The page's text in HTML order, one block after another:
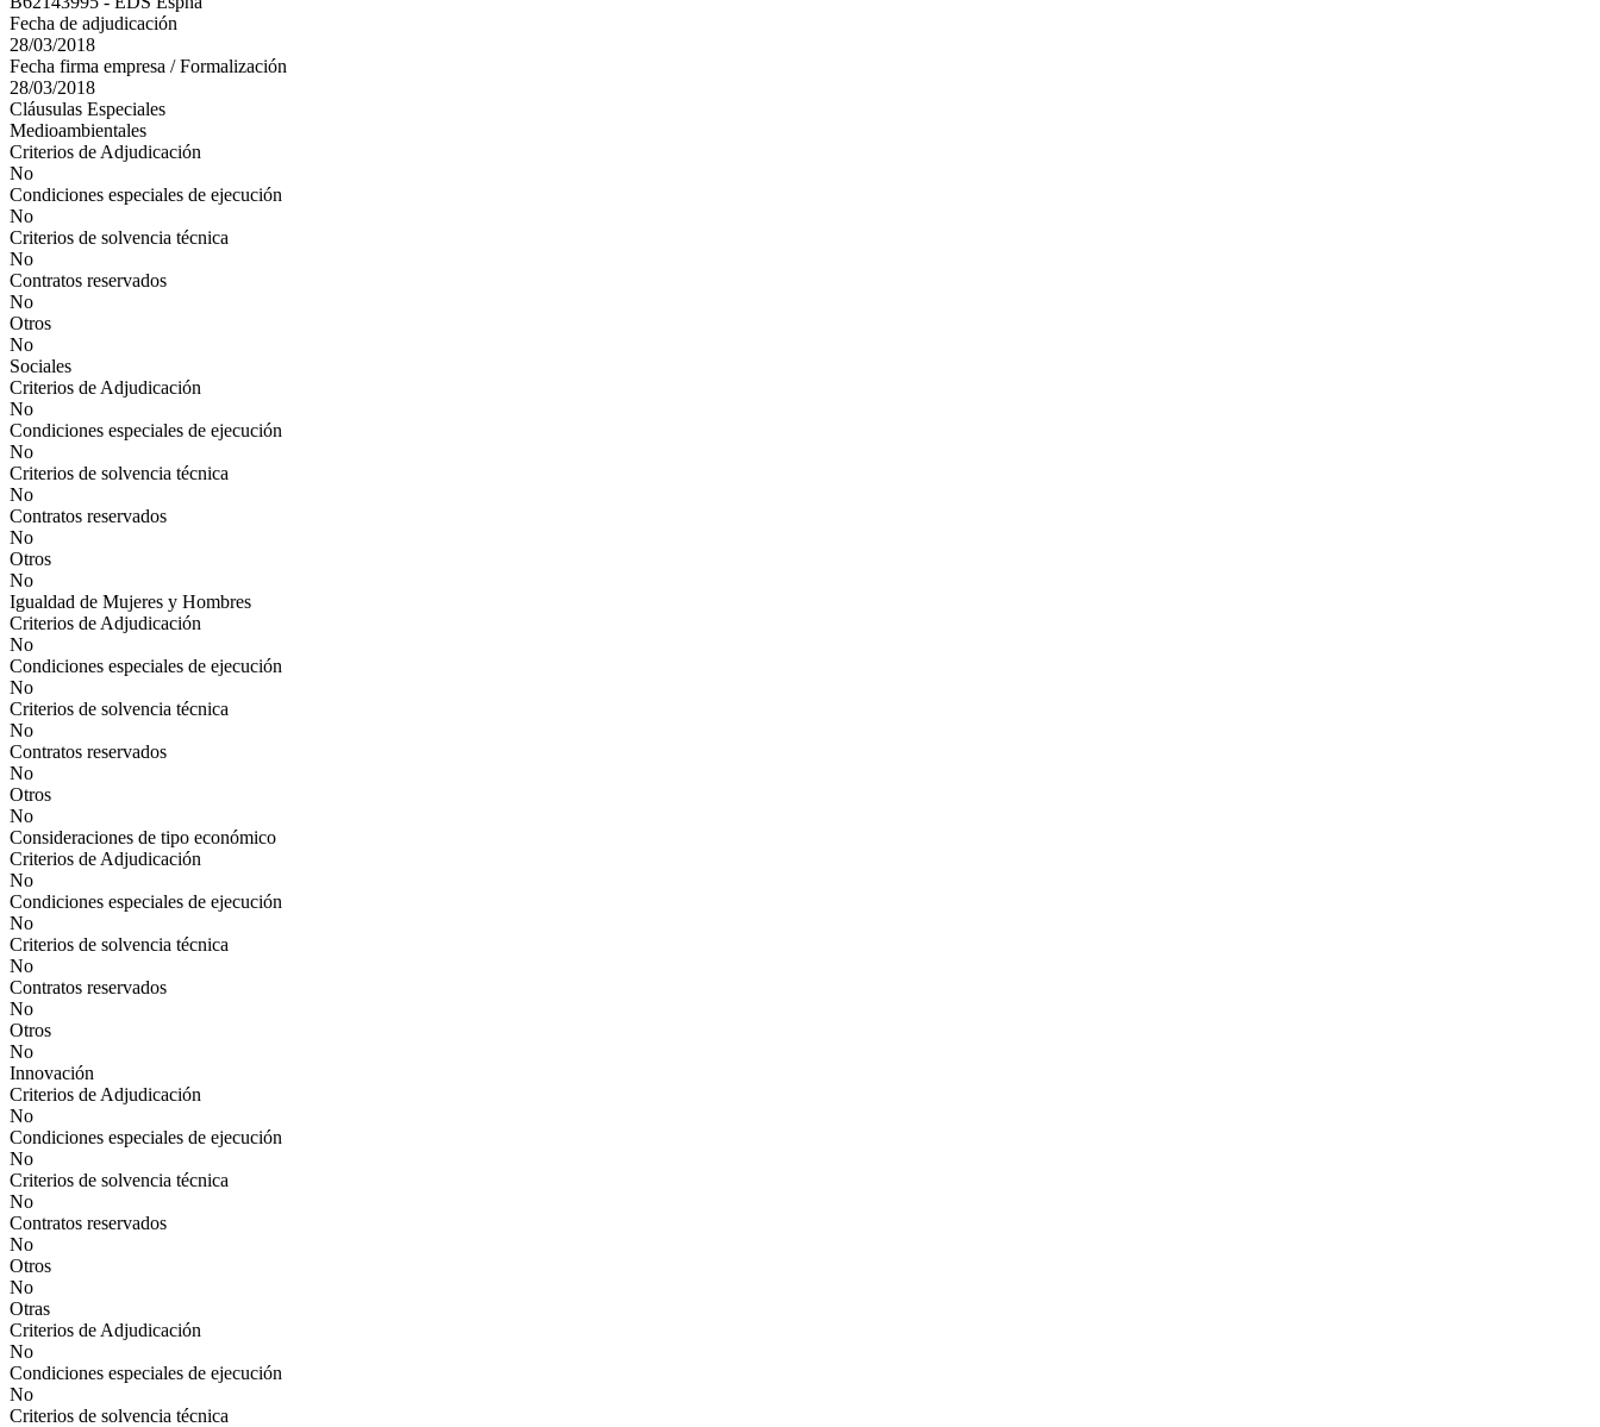
Fecha de adjudicación
28/03/2018
Fecha firma empresa / Formalización
28/03/2018
Cláusulas Especiales
Medioambientales
Criterios de Adjudicación
No
Condiciones especiales de ejecución
No
Criterios de solvencia técnica
No
Contratos reservados
No
Otros
No
Sociales
Criterios de Adjudicación
No
Condiciones especiales de ejecución
No
Criterios de solvencia técnica
No
Contratos reservados
No
Otros
No
Igualdad de Mujeres y Hombres
Criterios de Adjudicación
No
Condiciones especiales de ejecución
No
Criterios de solvencia técnica
No
Contratos reservados
No
Otros
No
Consideraciones de tipo económico
Criterios de Adjudicación
No
Condiciones especiales de ejecución
No
Criterios de solvencia técnica
No
Contratos reservados
No
Otros
No
Innovación
Criterios de Adjudicación
No
Condiciones especiales de ejecución
No
Criterios de solvencia técnica
No
Contratos reservados
No
Otros
No
Otras
Criterios de Adjudicación
No
Condiciones especiales de ejecución
No
Criterios de solvencia técnica